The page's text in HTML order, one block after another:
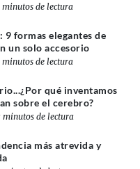
minutos de lectura
9 formas elegantes de
un solo accesorio
minutos de lectura
qué inventamos
sobre el cerebro?
minutos de lectura
más atrevida y